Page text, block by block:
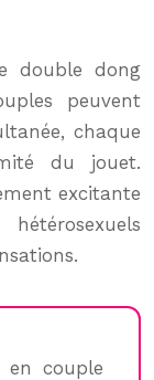
double dong
peuvent
chaque
du jouet.
excitante
en couple